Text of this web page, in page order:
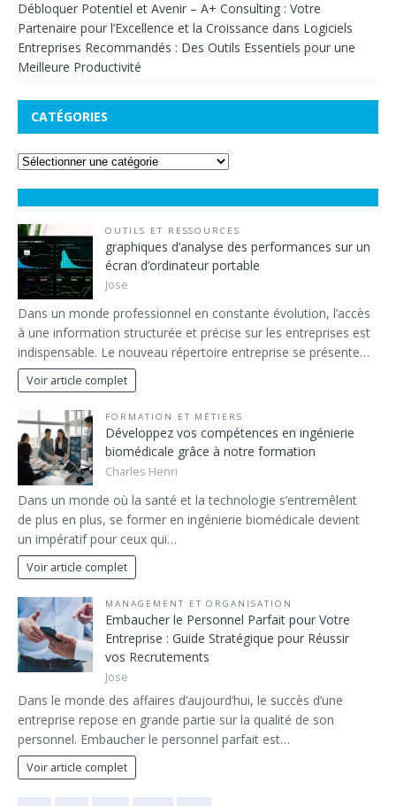
Débloquer Potentiel et Avenir – A+ Consulting : Votre
Partenaire pour l’Excellence et la Croissance dans Logiciels
Entreprises Recommandés : Des Outils Essentiels pour une
Meilleure Productivité
CATÉGORIES
OUTILS ET RESSOURCES
graphiques d’analyse des performances sur un
écran d’ordinateur portable
Jose
Dans un monde professionnel en constante évolution, l’accès
à une information structurée et précise sur les entreprises est
indispensable. Le nouveau répertoire entreprise se présente…
Voir article complet
FORMATION ET MÉTIERS
Développez vos compétences en ingénierie
biomédicale grâce à notre formation
Charles Henri
Dans un monde où la santé et la technologie s’entremêlent
de plus en plus, se former en ingénierie biomédicale devient
un impératif pour ceux qui…
Voir article complet
MANAGEMENT ET ORGANISATION
Embaucher le Personnel Parfait pour Votre
Entreprise : Guide Stratégique pour Réussir
vos Recrutements
Jose
Dans le monde des affaires d’aujourd’hui, le succès d’une
entreprise repose en grande partie sur la qualité de son
personnel. Embaucher le personnel parfait est…
Voir article complet